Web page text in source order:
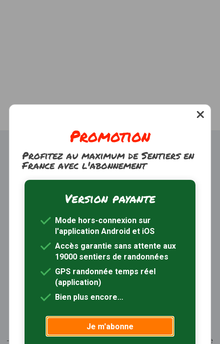
Trouver une randonnée À propos
Inscription / Connexion
Abonnement Rando+ Calendrier randos
Sites partenaires Contactez-nous
Sentiers-en-France, grâce aux nombreux circuits de
- les spécificités des terroirs (sites et milieux naturels,
patrimoine …)
- les producteurs locaux et les artisans, garants du savoir-faire
Promotion
Profitez au maximum de Sentiers en
France avec l'abonnement
Version payante
Mode hors-connexion sur
l'application Android et iOS
Accès garantie sans attente aux
19000 sentiers de randonnées
GPS randonnée temps réel
(application)
Bien plus encore...
Je m'abonne